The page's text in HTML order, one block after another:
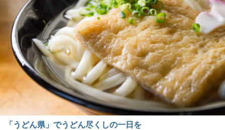
「うどん県」でうどん尽くしの一日を